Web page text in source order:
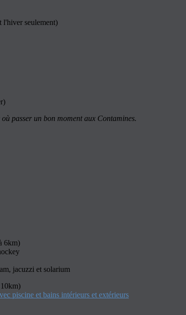
seulement)
passer un bon moment aux Contamines.
6km)
jacuzzi et solarium
piscine et bains intérieurs et extérieurs